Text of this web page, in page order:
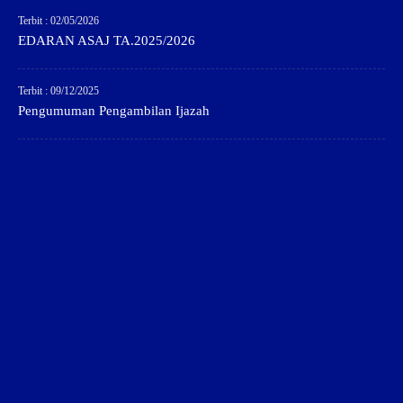
Terbit : 02/05/2026
EDARAN ASAJ TA.2025/2026
Terbit : 09/12/2025
Pengumuman Pengambilan Ijazah